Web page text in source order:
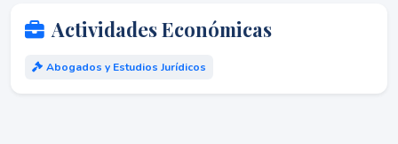
Actividades Económicas
Abogados y Estudios Jurídicos